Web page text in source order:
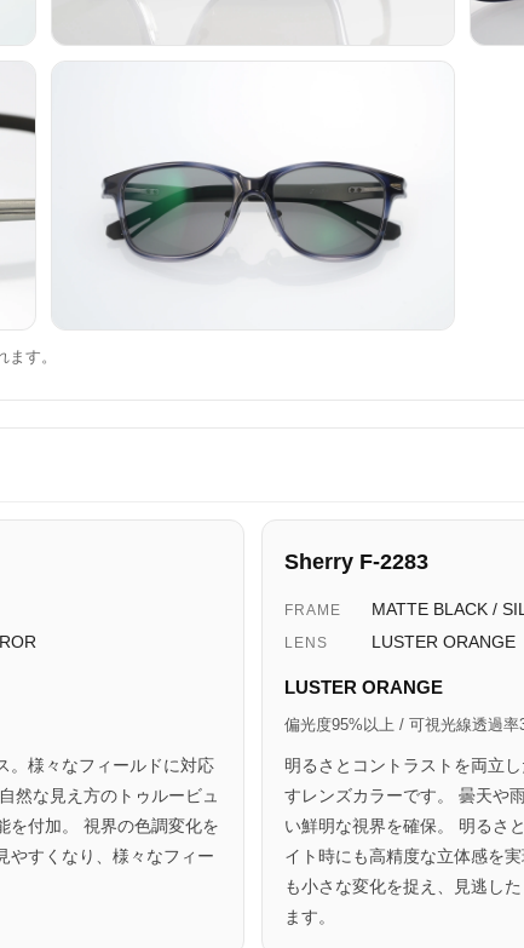
す。
。様々なフィールドに対応
然な見え方のトゥルービュ
を付加。 視界の色調変化を
やすくなり、様々なフィー
Sherry F-2283
FRAME MATTE BLACK /
LENS LUSTER ORANGE
LUSTER ORANGE
偏光度95%以上 / 可視光線透過率
明るさとコントラストを両立
すレンズカラーです。 曇天や
い鮮明な視界を確保。 明るさ
イト時にも高精度な立体感を
も小さな変化を捉え、見逃し
ます。